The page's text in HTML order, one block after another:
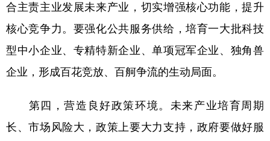
合主责主业发展未来产业，切实增强核心功能，提升
核心竞争力。要强化公共服务供给，培育一大批科技
型中小企业、专精特新企业、单项冠军企业、独角兽
企业，形成百花竞放、百舸争流的生动局面。
第四，营造良好政策环境。未来产业培育周期
长、市场风险大，政策上要大力支持，政府要做好服